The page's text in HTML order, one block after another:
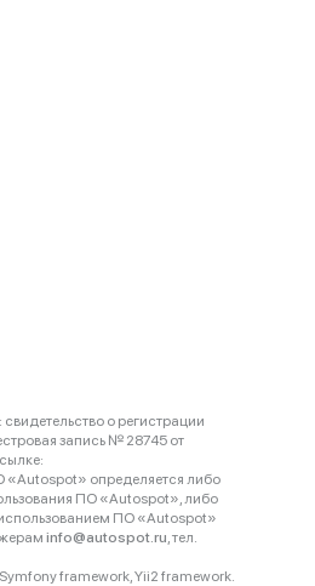
о регистрации
запись № 28745 от
«Autospot» определяется либо
ПО «Autospot», либо
ПО «Autospot»
info@autospot.ru, тел.
framework, Yii2 framework.